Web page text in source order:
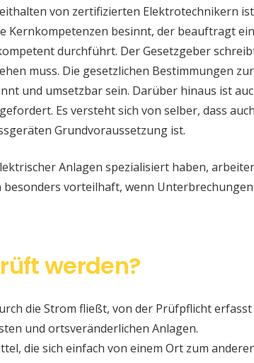
von zertifizierten Elektrotechnikern ist
Kernkompetenzen besinnt, der beauftragt
durchführt. Der Gesetzgeber
muss. Die gesetzlichen Bestimmungen zur
und umsetzbar sein. Darüber hinaus ist
Es versteht sich von selber, dass
Grundvoraussetzung ist.
Anlagen spezialisiert haben,
vorteilhaft, wenn
werden?
die Strom fließt, von der Prüfpflicht erfasst
und ortsveränderlichen Anlagen.
die sich einfach von einem Ort zum